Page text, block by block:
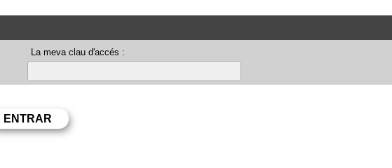
La meva clau d'accés :